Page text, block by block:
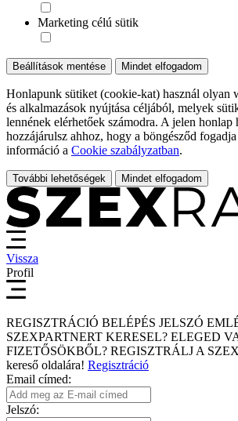
Marketing célú sütik
Beállítások mentése Mindet elfogadom
Honlapunk sütiket (cookie-kat) használ olyan
és alkalmazások nyújtása céljából, melyek
lennének elérhetőek számodra. A jelen honlap
hozzájárulsz ahhoz, hogy a böngésződ
információ a Cookie szabályzatban.
További lehetőségek Mindet elfogadom
Vissza
Profil
REGISZTRÁCIÓ BELÉPÉS JELSZÓ
SZEXPARTNERT KERESEL? ELEGED
FIZETŐSÖKBŐL? REGISZTRÁLJ A
kereső oldalára! Regisztráció
Email címed:
Jelszó: